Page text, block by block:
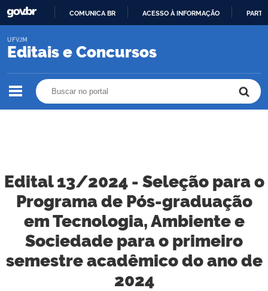
O
COMUNICA BR ACESSO À INFORMAÇÃO
Editais e Concursos
UFVJM
Edital 13/2024 - Seleção para o
Programa de Pós-graduação
em Tecnologia, Ambiente e
Sociedade para o primeiro
semestre acadêmico do ano de
2024